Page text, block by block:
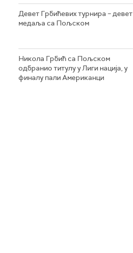
Девет Грбићевих турнира – девет
медаља са Пољском
Никола Грбић са Пољском
одбранио титулу у Лиги нација, у
финалу пали Американци